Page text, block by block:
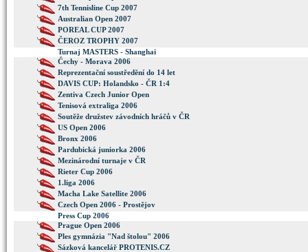
7th Tennisline Cup 2007
Australian Open 2007
POREAL CUP 2007
ČEROZ TROPHY 2007
Turnaj MASTERS - Shanghai
Čechy - Morava 2006
Reprezentační soustředění do 14 let
DAVIS CUP: Holandsko - ČR 1:4
Zentiva Czech Junior Open
Tenisová extraliga 2006
Soutěže družstev závodních hráčů v ČR
US Open 2006
Bronx 2006
Pardubická juniorka 2006
Mezinárodní turnaje v ČR
Rieter Cup 2006
1.liga 2006
Macha Lake Satellite 2006
Czech Open 2006 - Prostějov
Press Cup 2006
Prague Open 2006
Ples gymnázia "Nad štolou" 2006
Sázková kancelář PROTENIS.CZ